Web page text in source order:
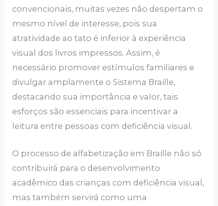
convencionais, muitas vezes não despertam o
mesmo nível de interesse, pois sua
atratividade ao tato é inferior à experiência
visual dos livros impressos. Assim, é
necessário promover estímulos familiares e
divulgar amplamente o Sistema Braille,
destacando sua importância e valor, tais
esforços são essenciais para incentivar a
leitura entre pessoas com deficiência visual.
O processo de alfabetização em Braille não só
contribuirá para o desenvolvimento
acadêmico das crianças com deficiência visual,
mas também servirá como uma